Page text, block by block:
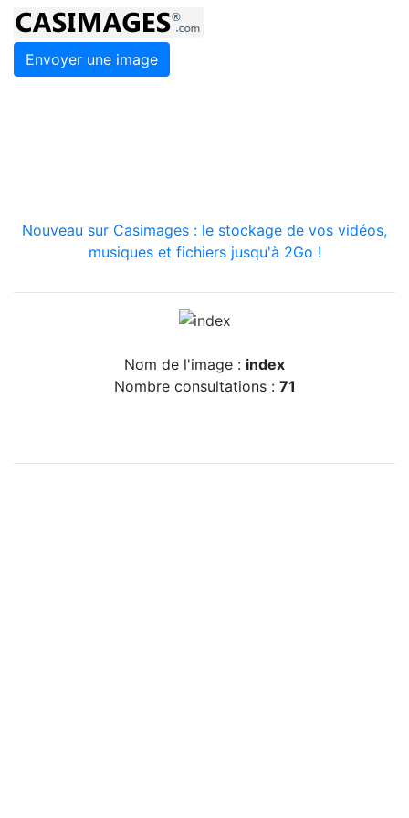
Envoyer une image
Nouveau sur Casimages : le stockage de vos vidéos,
musiques et fichiers jusqu'à 2Go !
Nom de l'image : index
Nombre consultations : 71